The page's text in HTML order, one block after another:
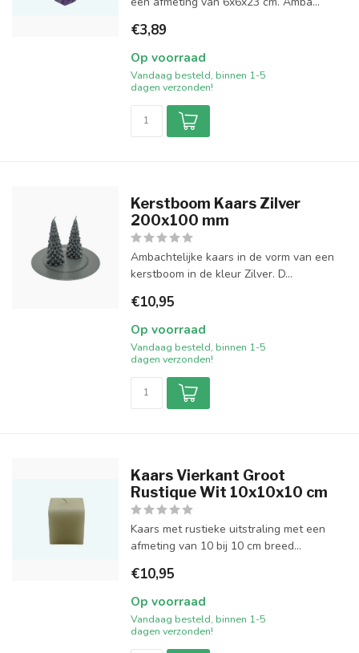
€3,89
Op voorraad
Vandaag besteld, binnen 1-5
dagen verzonden!
Kerstboom Kaars Zilver
200x100 mm
Ambachtelijke kaars in de vorm van een
kerstboom in de kleur Zilver. D...
€10,95
Op voorraad
Vandaag besteld, binnen 1-5
dagen verzonden!
Kaars Vierkant Groot
Rustique Wit 10x10x10 cm
Kaars met rustieke uitstraling met een
afmeting van 10 bij 10 cm breed...
€10,95
Op voorraad
Vandaag besteld, binnen 1-5
dagen verzonden!